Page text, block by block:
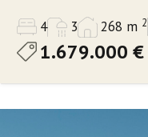
4 3 268 m 2
1.679.000 €